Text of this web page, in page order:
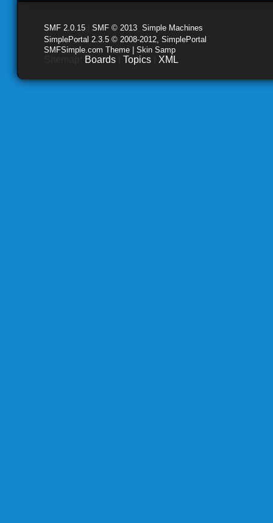
SMF 2.0.15 SMF © 2013 Simple Machines
SimplePortal 2.3.5 © 2008-2012, SimplePortal
SMFSimple.com Theme | Skin Samp
Boards Topics XML